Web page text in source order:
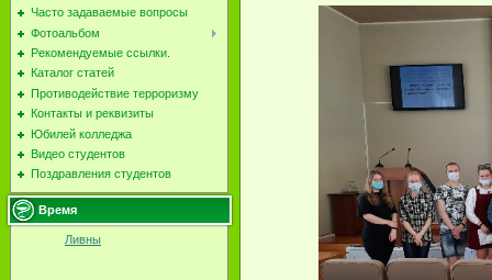
Часто задаваемые вопросы
Фотоальбом
Рекомендуемые ссылки.
Каталог статей
Противодействие терроризму
Контакты и реквизиты
Юбилей колледжа
Видео студентов
Поздравления студентов
Время
Ливны